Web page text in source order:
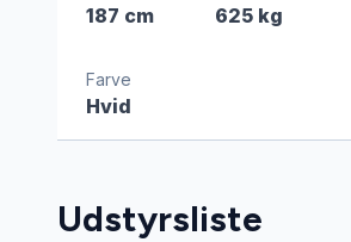
187 cm 625 kg
Farve
Hvid
Udstyrsliste